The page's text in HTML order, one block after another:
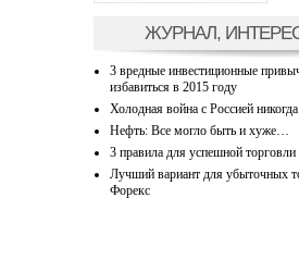
ЖУРНАЛ,
3 вредные инвестиционные
избавиться в 2015 году
Холодная война с Россией
Нефть: Все могло быть и хуже…
3 правила для успешной
Лучший вариант для убыточных
Форекс